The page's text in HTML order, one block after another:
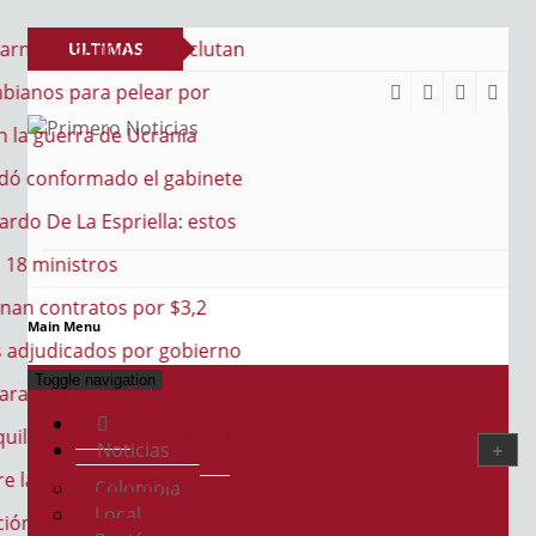
ULTIMAS
NOTICIAS
cañón: así reclutan
para pelear por
de Ucrania
el gabinete
La Espriella: estos
por $3,2
por gobierno
en La Guajira
su talento: la
a una nueva
artistas
PRIMERO NOTICIAS
El mejor portal web de noticias de Barranquilla
Main Menu
Toggle navigation
Noticias
Colombia
Local